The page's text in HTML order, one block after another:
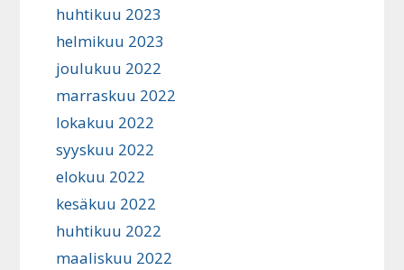
huhtikuu 2023
helmikuu 2023
joulukuu 2022
marraskuu 2022
lokakuu 2022
syyskuu 2022
elokuu 2022
kesäkuu 2022
huhtikuu 2022
maaliskuu 2022